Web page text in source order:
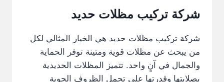
شركة تركيب مظلات حديد
شركة تركيب مظلات حديد هي الخيار المثالي لكل
من يبحث عن مظلات قوية ومتينة توفر الحماية
والجمال في آنٍ واحد. تتميز المظلات الحديدية
بصلابتها وقدرتها على تحمل الظروف الجوية